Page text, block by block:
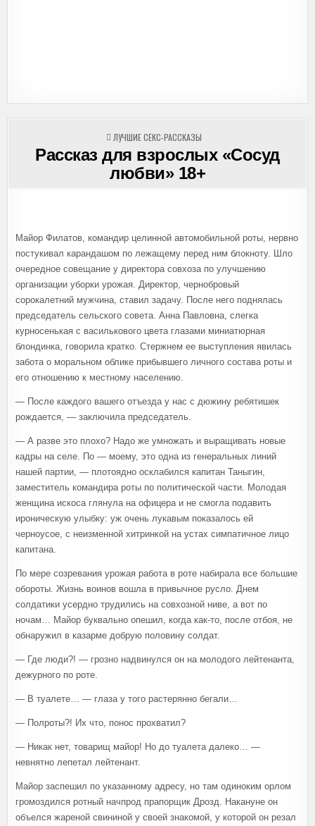
ОПУБЛИКОВАНО
В
ЛУЧШИЕ СЕКС-РАССКАЗЫ
Рассказ для взрослых «Сосуд
любви» 18+
Майор Филатов, командир целинной автомобильной роты, нервно
постукивал карандашом по лежащему перед ним блокноту. Шло
очередное совещание у директора совхоза по улучшению
организации уборки урожая. Директор, чернобровый
сорокалетний мужчина, ставил задачу. После него поднялась
председатель сельского совета. Анна Павловна, слегка
курносенькая с василькового цвета глазами миниатюрная
блондинка, говорила кратко. Стержнем ее выступления явилась
забота о моральном облике прибывшего личного состава роты и
его отношению к местному населению.
— После каждого вашего отъезда у нас с дюжину ребятишек
рождается, — заключила председатель.
— А разве это плохо? Надо же умножать и выращивать новые
кадры на селе. По — моему, это одна из генеральных линий
нашей партии, — плотоядно осклабился капитан Таныгин,
заместитель командира роты по политической части. Молодая
женщина искоса глянула на офицера и не смогла подавить
ироническую улыбку: уж очень лукавым показалось ей
черноусое, с неизменной хитринкой на устах симпатичное лицо
капитана.
По мере созревания урожая работа в роте набирала все большие
обороты. Жизнь воинов вошла в привычное русло. Днем
солдатики усердно трудились на совхозной ниве, а вот по
ночам… Майор буквально опешил, когда как-то, после отбоя, не
обнаружил в казарме добрую половину солдат.
— Где люди?! — грозно надвинулся он на молодого лейтенанта,
дежурного по роте.
— В туалете… — глаза у того растерянно бегали…
— Полроты?! Их что, понос прохватил?
— Никак нет, товарищ майор! Но до туалета далеко… —
невнятно лепетал лейтенант.
Майор заспешил по указанному адресу, но там одиноким орлом
громоздился ротный начпрод прапорщик Дрозд. Накануне он
объелся жареной свининой у своей знакомой, у которой он резал